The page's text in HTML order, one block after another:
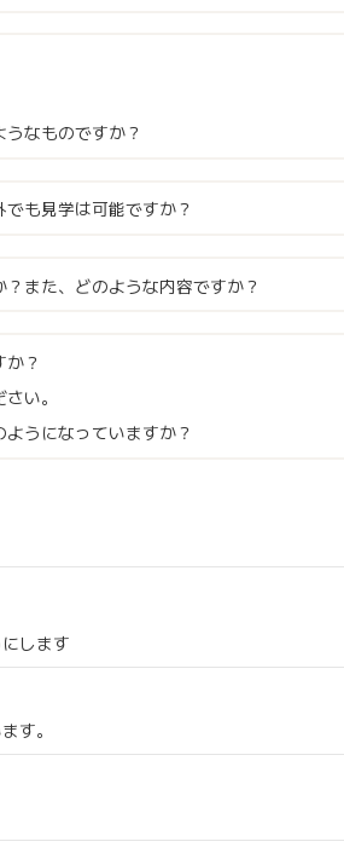
なものですか？
も見学は可能ですか？
また、どのような内容ですか？
？
い。
うになっていますか？
します
す。